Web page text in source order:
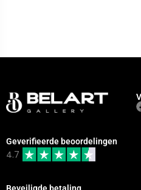
Geverifieerde beoordelingen
4.7